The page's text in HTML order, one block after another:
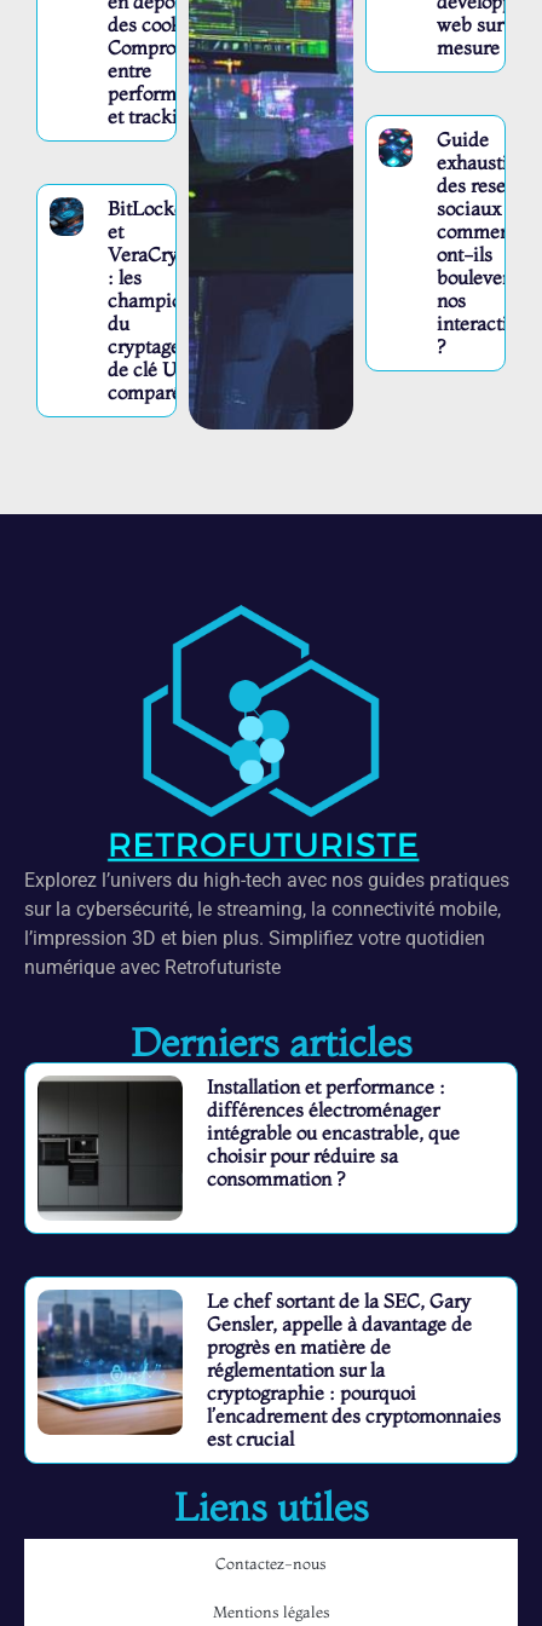
des cookies :
Compromis
entre
performance
et tracking
BitLocker
et
VeraCrypt
: les
champions
du
cryptage
de clé USB
comparés
web sur-
mesure
Guide
exhaustif
des reseaux
sociaux :
comment
ont-ils
bouleverse
nos
interactions
?
Explorez l’univers du high-tech avec nos guides pratiques
sur la cybersécurité, le streaming, la connectivité mobile,
l’impression 3D et bien plus. Simplifiez votre quotidien
numérique avec Retrofuturiste
Derniers articles
Installation et performance :
différences électroménager
intégrable ou encastrable, que
choisir pour réduire sa
consommation ?
Le chef sortant de la SEC, Gary
Gensler, appelle à davantage de
progrès en matière de
réglementation sur la
cryptographie : pourquoi
l’encadrement des cryptomonnaies
est crucial
Liens utiles
Contactez-nous
Mentions légales